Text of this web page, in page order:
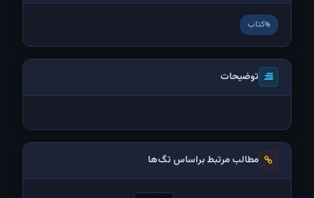
کتاب
توضیحات
مطالب مرتبط براساس تگ‌ها